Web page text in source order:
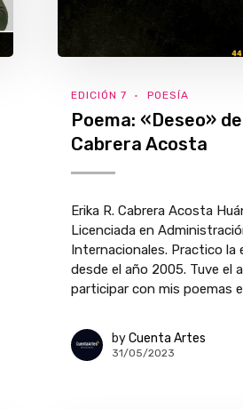
EDICIÓN 7 POESÍA
Poema: «Deseo»
Cabrera Acosta
Erika R. Cabrera Acosta
Licenciada en
Internacionales. Practico la
desde el año 2005. Tuve el
participar con mis poemas
byCuenta Artes
31/05/2023